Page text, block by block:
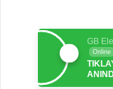
GB
Online